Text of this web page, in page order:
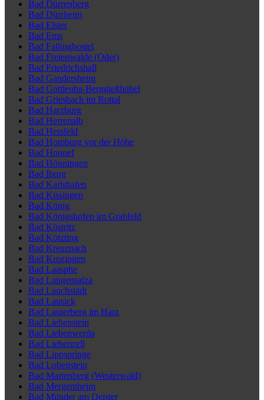
Bad Dürrenberg
Bad Dürrheim
Bad Elster
Bad Ems
Bad Fallingbostel
Bad Freienwalde (Oder)
Bad Friedrichshall
Bad Gandersheim
Bad Gottleuba-Berggießhübel
Bad Griesbach im Rottal
Bad Harzburg
Bad Herrenalb
Bad Hersfeld
Bad Homburg vor der Höhe
Bad Honnef
Bad Hönningen
Bad Iburg
Bad Karlshafen
Bad Kissingen
Bad König
Bad Königshofen im Grabfeld
Bad Köstritz
Bad Kötzting
Bad Kreuznach
Bad Krozingen
Bad Laasphe
Bad Langensalza
Bad Lauchstädt
Bad Lausick
Bad Lauterberg im Harz
Bad Liebenstein
Bad Liebenwerda
Bad Liebenzell
Bad Lippspringe
Bad Lobenstein
Bad Marienberg (Westerwald)
Bad Mergentheim
Bad Münder am Deister